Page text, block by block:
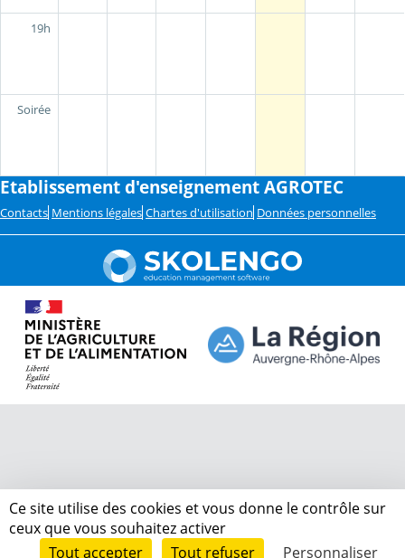
19h
Soirée
Etablissement d'enseignement AGROTEC
Contacts Mentions légales Chartes d'utilisation Données personnelles
Ce site utilise des cookies et vous donne le contrôle sur
ceux que vous souhaitez activer
Tout accepter
Tout refuser Personnaliser